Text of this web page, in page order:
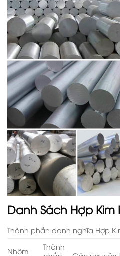
Danh Sách Hợp Kim
Thành phần danh nghĩa Hợp
Nhôm
Thành